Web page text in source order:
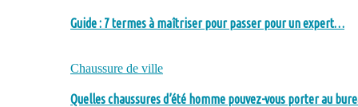
Guide : 7 termes à maîtriser pour passer pour un expert…
Chaussure de ville
Quelles chaussures d’été homme pouvez-vous porter au